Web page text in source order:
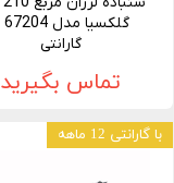
گارانتی
تماس بگیرید
با گارانتی 12 ماهه